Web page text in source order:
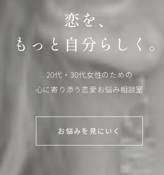
恋を、
もっと自分らしく。
20代・30代女性のための
心に寄り添う恋愛お悩み相談室
お悩みを見にいく